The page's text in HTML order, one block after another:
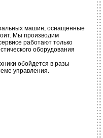
машин, оснащенные
Мы производим
работают только
оборудования
обойдется в разы
управления.